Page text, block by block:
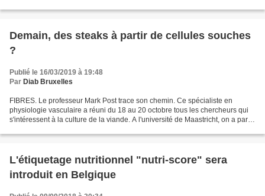
Demain, des steaks à partir de cellules souches
?
Publié le 16/03/2019 à 19:48
Par Diab Bruxelles
FIBRES. Le professeur Mark Post trace son chemin. Ce spécialiste en
physiologie vasculaire a réuni du 18 au 20 octobre tous les chercheurs qui
s'intéressent à la culture de la viande. A l'université de Maastricht, on a parlé
L'étiquetage nutritionnel "nutri-score" sera
introduit en Belgique